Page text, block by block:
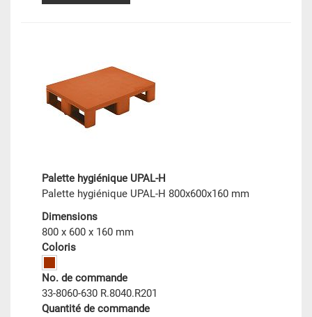
Palette hygiénique UPAL-H
Palette hygiénique UPAL-H 800x600x160 mm
Dimensions
800 x 600 x 160 mm
Coloris
No. de commande
33-8060-630 R.8040.R201
Quantité de commande